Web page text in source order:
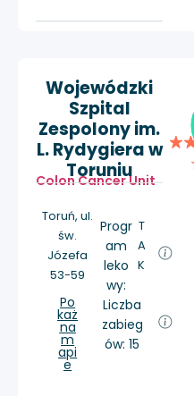
Wojewódzki
Szpital
Zespolony im.
L. Rydygiera w
Toruniu
Colon Cancer Unit
Toruń, ul.
św.
Józefa
53-59
Po
każ
na
m
api
e
Progr
am
leko
wy:
T
A
K
Liczba
zabieg
ów: 15